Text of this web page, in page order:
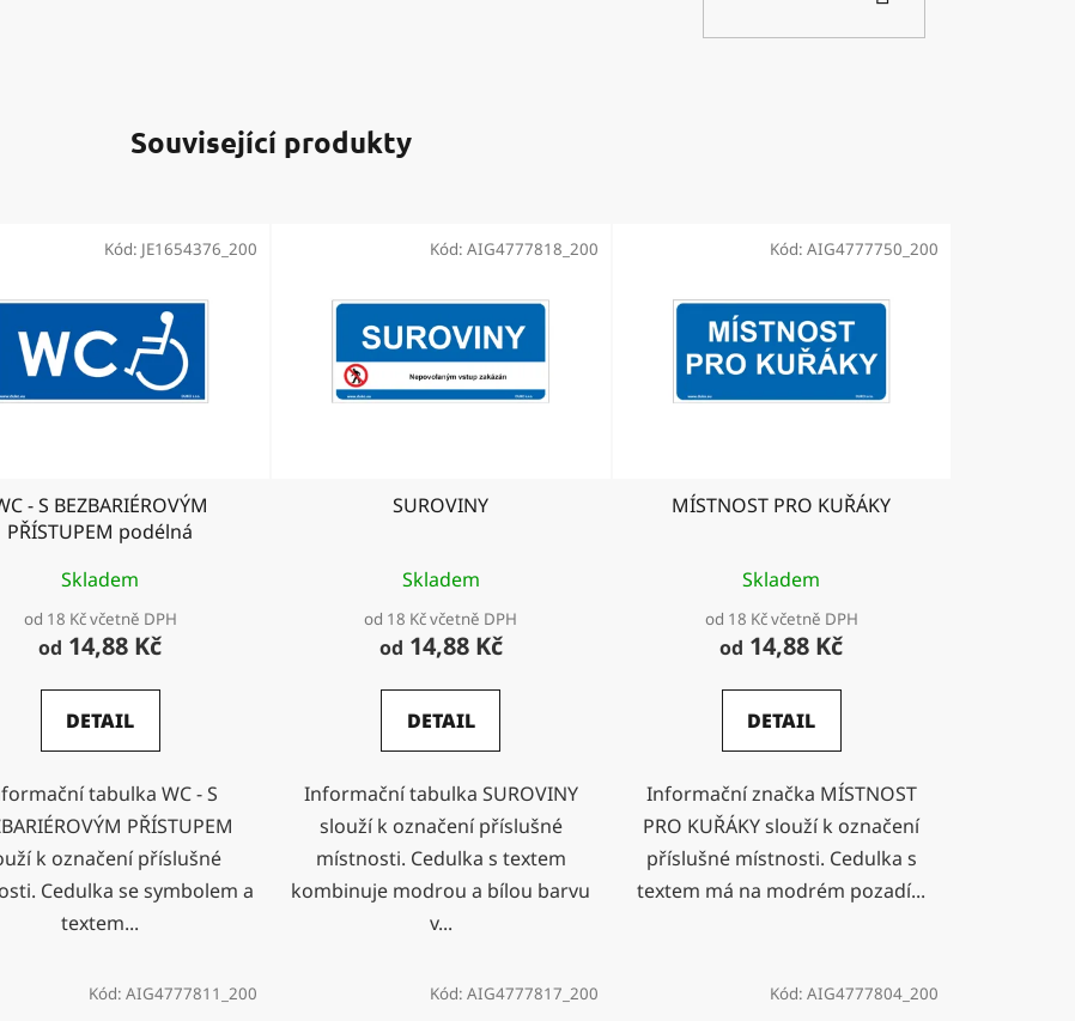
KOŠÍKU
Související produkty
- S BEZBARIÉROVÝM
PŘÍSTUPEM podélná
Skladem
od 18 Kč včetně DPH
od 14,88 Kč
DETAIL
tabulka WC - S
PŘÍSTUPEM
k označení příslušné
Cedulka se symbolem a
textem...
Kód: JE1654376_200
SUROVINY
Skladem
od 18 Kč včetně DPH
od 14,88 Kč
DETAIL
Informační tabulka SUROVINY
slouží k označení příslušné
místnosti. Cedulka s textem
kombinuje modrou a bílou barvu
v...
Kód: AIG4777818_200
MÍSTNOST PRO KUŘÁKY
Skladem
od 18 Kč včetně DPH
od 14,88 Kč
DETAIL
Informační značka MÍSTNOST
PRO KUŘÁKY slouží k označení
příslušné místnosti. Cedulka s
textem má na modrém pozadí...
Kód: AIG4777750_200
Kód: AIG4777811_200 Kód: AIG4777817_200 Kód: AIG4777804_200